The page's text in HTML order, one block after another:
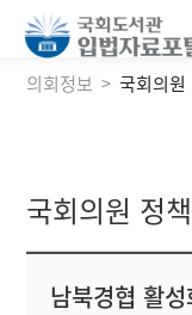
의회정보 국회의원
국회의원 정
남북경협 활